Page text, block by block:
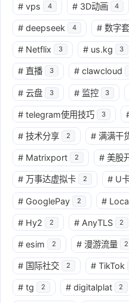
# vps 4 # 3D动画 4
# deepseek 4 # 数字
# Netflix 3 # us.kg 3
# 直播 3 # clawcloud
# 云盘 3 # 监控 3
# telegram使用技巧 3
# 技术分享 2 # 满满干
# Matrixport 2 # 美股
# 万事达虚拟卡 2 # U
# GooglePay 2 #
# Hy2 2 # AnyTLS 2
# esim 2 # 漫游流量 2
# 国际社交 2 # TikTok
# tg 2 # digitalplat 2